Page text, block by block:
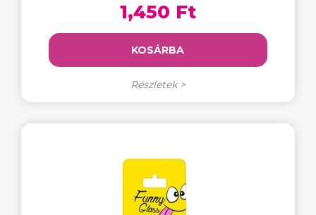
1,450 Ft
KOSÁRBA
Részletek >